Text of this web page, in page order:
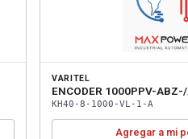
VARITEL
ENCODER 1000PPV-
KH40-8-1000-VL-1-A
Agregar a mi